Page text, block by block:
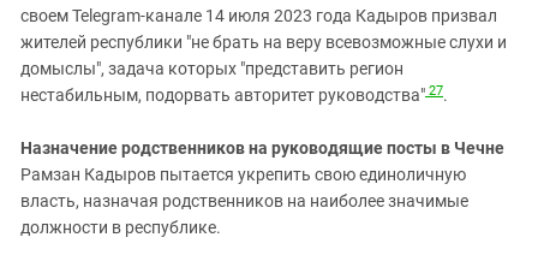
своем Telegram-канале 14 июля 2023 года Кадыров призвал
жителей республики "не брать на веру всевозможные слухи и
домыслы", задача которых "представить регион
нестабильным, подорвать авторитет руководства" 27.
Назначение родственников на руководящие посты в Чечне
Рамзан Кадыров пытается укрепить свою единоличную
власть, назначая родственников на наиболее значимые
должности в республике.